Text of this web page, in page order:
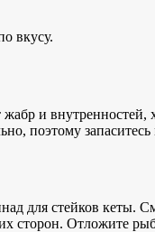
вкусу.
жабр и
поэтому запаситесь
для стейков кеты.
сторон. Отложите